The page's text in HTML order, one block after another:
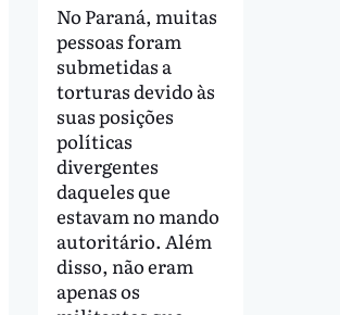
No Paraná, muitas
pessoas foram
submetidas a
torturas devido às
suas posições
políticas
divergentes
daqueles que
estavam no mando
autoritário. Além
disso, não eram
apenas os